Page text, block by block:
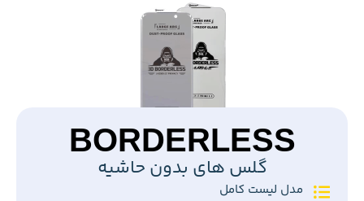
BORDERLESS
گلس های بدون حاشیه
مدل لیست کامل